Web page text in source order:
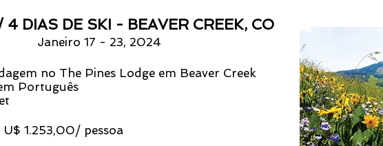
DIAS DE SKI - BEAVER CREEK, CO
Janeiro 17 - 23, 2024
no The Pines Lodge em Beaver Creek
Português
1.253,00/ pessoa